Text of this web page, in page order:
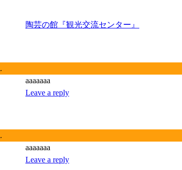
陶芸の館『観光交流センター』
.
aaaaaaa
Leave a reply
.
aaaaaaa
Leave a reply